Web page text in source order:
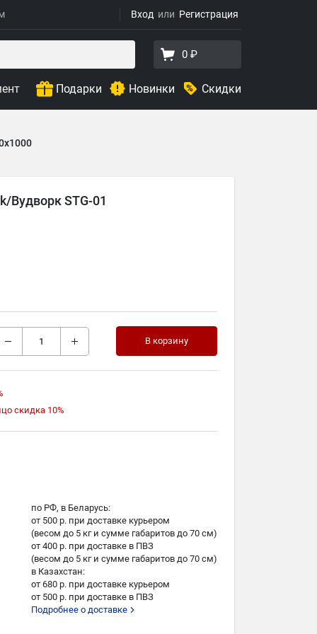
Вход Регистрация
0 ₽
Подарки Новинки Скидки
Вудворк STG-01
В корзину
скидка 10%
по РФ, в Беларусь:
от 500 р. при доставке курьером
(весом до 5 кг и сумме габаритов до 70 см)
от 400 р. при доставке в ПВЗ
(весом до 5 кг и сумме габаритов до 70 см)
в Казахстан:
от 680 р. при доставке курьером
от 500 р. при доставке в ПВЗ
Подробнее о доставке